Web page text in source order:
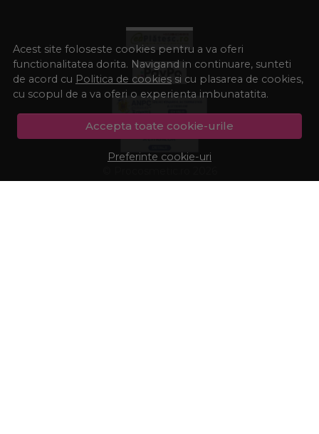
Acest site foloseste cookies pentru a va oferi
functionalitatea dorita. Navigand in continuare, sunteti
de acord cu Politica de cookies si cu plasarea de cookies,
cu scopul de a va oferi o experienta imbunatatita.
Accepta toate cookie-urile
Preferinte cookie-uri